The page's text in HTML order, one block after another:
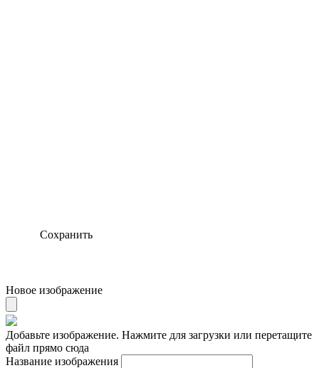
Сохранить
Новое изображение
Добавьте изображение. Нажмите для загрузки или перетащите
файл прямо сюда
Название изображения